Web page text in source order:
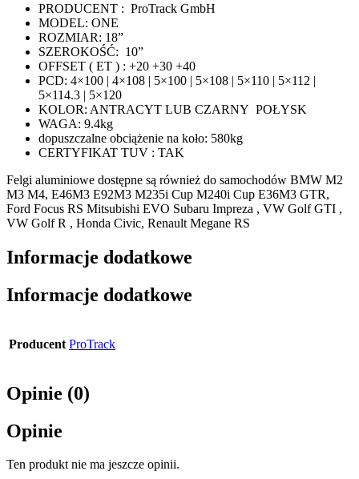
PRODUCENT : ProTrack GmbH
MODEL: ONE
ROZMIAR: 18”
SZEROKOŚĆ: 10”
OFFSET ( ET ) : +20 +30 +40
PCD: 4×100 | 4×108 | 5×100 | 5×108 | 5×110 | 5×112 |
5×114.3 | 5×120
KOLOR: ANTRACYT LUB CZARNY POŁYSK
WAGA: 9.4kg
dopuszczalne obciążenie na koło: 580kg
CERTYFIKAT TUV : TAK
Felgi aluminiowe dostępne są również do samochodów BMW M2
M3 M4, E46M3 E92M3 M235i Cup M240i Cup E36M3 GTR,
Ford Focus RS Mitsubishi EVO Subaru Impreza , VW Golf GTI ,
VW Golf R , Honda Civic, Renault Megane RS
Informacje dodatkowe
Informacje dodatkowe
Producent ProTrack
Opinie (0)
Opinie
Ten produkt nie ma jeszcze opinii.